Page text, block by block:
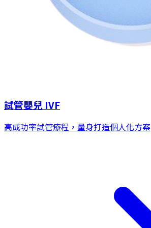
試管嬰兒 IVF
高成功率試管療程，量身打造個人化方案